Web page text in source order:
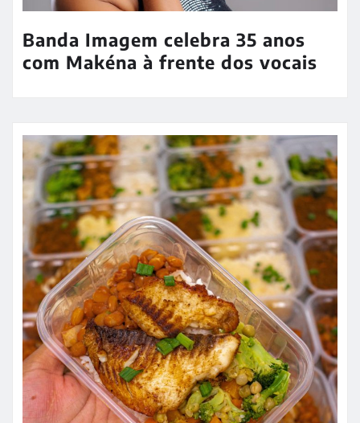
Banda Imagem celebra 35 anos
com Makéna à frente dos vocais